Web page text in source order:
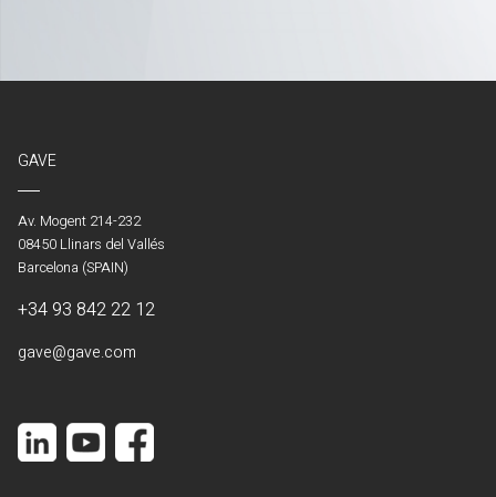
GAVE
Av. Mogent 214-232
08450 Llinars del Vallés
Barcelona (SPAIN)
+34 93 842 22 12
gave@gave.com